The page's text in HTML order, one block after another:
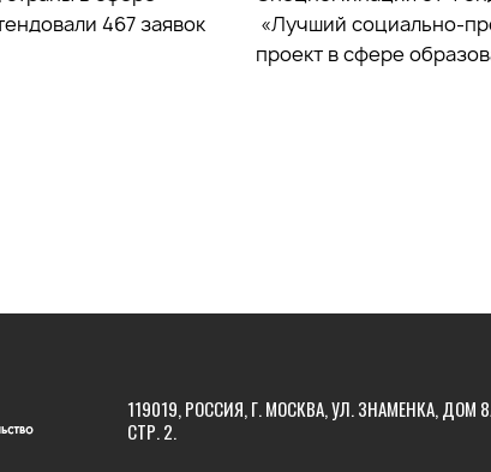
467 заявок
«Лучший социально-
проект в сфере
119019, РОССИЯ, Г. МОСКВА, УЛ. ЗНАМЕНКА, ДОМ
СТР. 2.